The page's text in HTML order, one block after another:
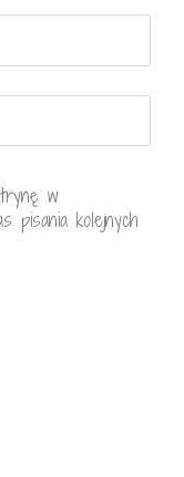
w
pisania kolejnych